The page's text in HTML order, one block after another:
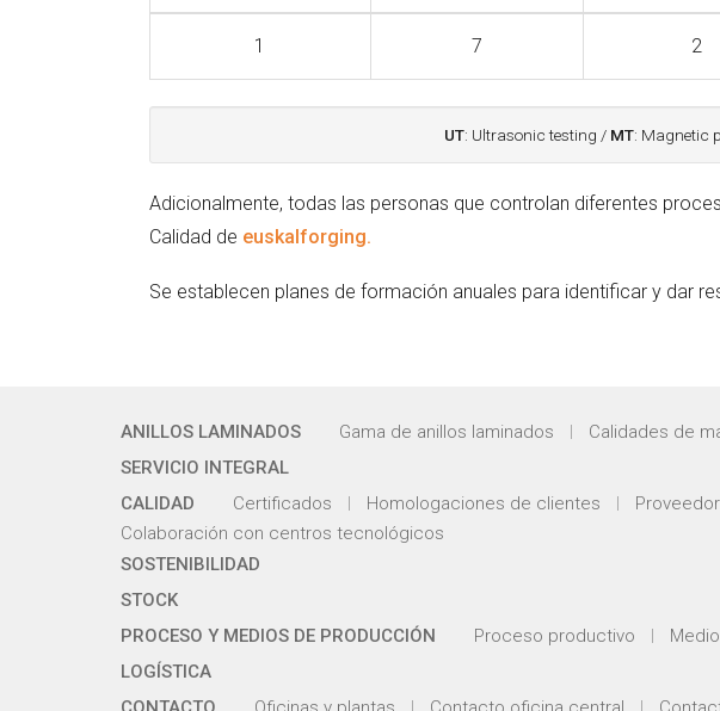
1 7 2
UT: Ultrasonic testing / MT: Magnetic
Adicionalmente, todas las personas que controlan diferentes
Calidad de euskalforging.
Se establecen planes de formación anuales para identificar y dar
ANILLOS LAMINADOS Gama de anillos laminados Calidades de
SERVICIO INTEGRAL
CALIDAD
Certificados Homologaciones de clientes
Colaboración con centros tecnológicos
SOSTENIBILIDAD
STOCK
PROCESO Y MEDIOS DE PRODUCCIÓN
Proceso productivo
LOGÍSTICA